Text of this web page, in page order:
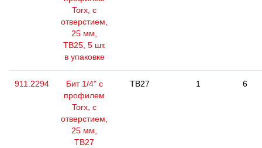
Torx, с
отверстием,
25 мм,
ТВ25, 5 шт.
в упаковке
911.2294
Бит 1/4" с
профилем
Torx, с
отверстием,
25 мм,
ТВ27
TB27 1 6